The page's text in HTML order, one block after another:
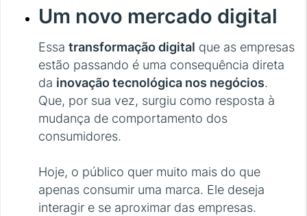
Um novo mercado digital
Essa transformação digital que as empresas
estão passando é uma consequência direta
da inovação tecnológica nos negócios.
Que, por sua vez, surgiu como resposta à
mudança de comportamento dos
consumidores.
Hoje, o público quer muito mais do que
apenas consumir uma marca. Ele deseja
interagir e se aproximar das empresas.